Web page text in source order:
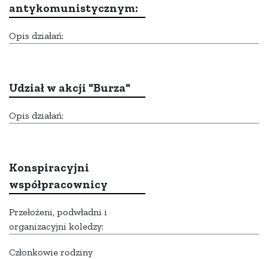
antykomunistycznym:
Opis działań:
Udział w akcji "Burza"
Opis działań:
Konspiracyjni
współpracownicy
Przełożeni, podwładni i
organizacyjni koledzy:
Członkowie rodziny